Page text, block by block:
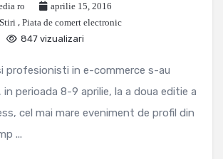
ro
aprilie 15, 2016
, Piata de comert electronic
847 vizualizari
profesionisti in e-commerce s-au
perioada 8-9 aprilie, la a doua editie a
cel mai mare eveniment de profil din
...